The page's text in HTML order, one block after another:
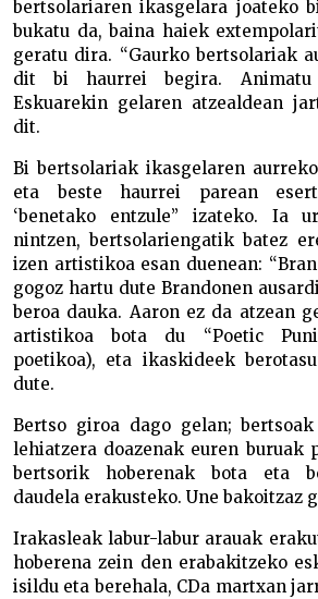
bertsolariaren ikasgelara joateko
bukatu da, baina haiek
geratu dira. “Gaurko bertsolariak
dit bi haurrei begira.
Eskuarekin gelaren atzealdean
dit.
Bi bertsolariak ikasgelaren
eta beste haurrei parean
‘benetako entzule” izateko. Ia
nintzen, bertsolariengatik batez
izen artistikoa esan duenean:
gogoz hartu dute Brandonen
beroa dauka. Aaron ez da atzean
artistikoa bota du “Poetic
poetikoa), eta ikaskideek
dute.
Bertso giroa dago gelan;
lehiatzera doazenak euren buruak
bertsorik hoberenak bota eta
daudela erakusteko. Une bakoitzaz
Irakasleak labur-labur arauak
hoberena zein den erabakitzeko
isildu eta berehala, CDa martxan